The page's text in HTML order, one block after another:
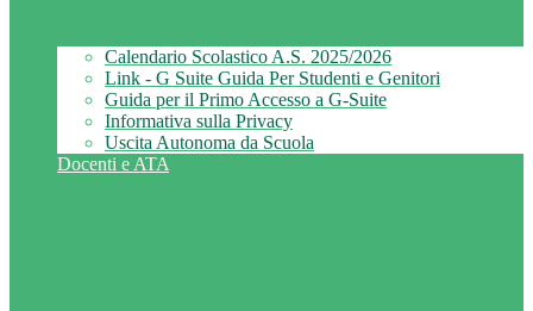
Calendario Scolastico A.S. 2025/2026
Link - G Suite Guida Per Studenti e Genitori
Guida per il Primo Accesso a G-Suite
Informativa sulla Privacy
Uscita Autonoma da Scuola
Docenti e ATA